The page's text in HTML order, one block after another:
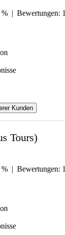
% | Bewertungen: 1
Kunden
Tours)
% | Bewertungen: 1